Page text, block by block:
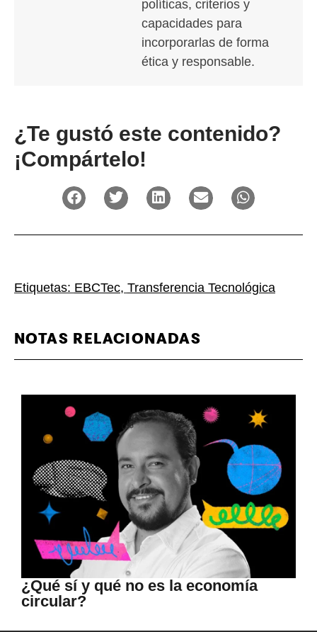
políticas, criterios y
capacidades para
incorporarlas de forma
ética y responsable.
¿Te gustó este contenido?
¡Compártelo!
Etiquetas: EBCTec, Transferencia Tecnológica
NOTAS RELACIONADAS
¿Qué sí y qué no es la economía
circular?